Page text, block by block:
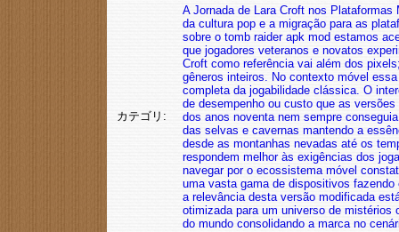
カテゴリ:
A Jornada de Lara Croft nos
da cultura pop e a migração para as
sobre o tomb raider apk mod estamos
que jogadores veteranos e novatos
Croft como referência vai além dos
gêneros inteiros. No contexto móvel
completa da jogabilidade clássica. O
de desempenho ou custo que as
dos anos noventa nem sempre
das selvas e cavernas mantendo a
desde as montanhas nevadas até os
respondem melhor às exigências dos
navegar por o ecossistema móvel
uma vasta gama de dispositivos fazendo
a relevância desta versão modificada
otimizada para um universo de mistérios
do mundo consolidando a marca no